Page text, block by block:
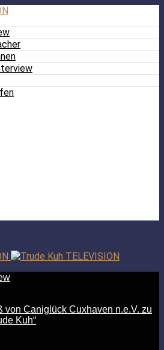
von Caniglück Cuxhaven n.e.V. zu
Kuh“